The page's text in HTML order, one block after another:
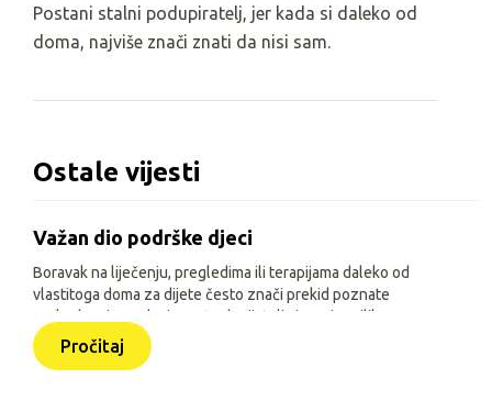
Postani stalni podupiratelj, jer kada si daleko od
doma, najviše znači znati da nisi sam.
Ostale vijesti
Važan dio podrške djeci
Boravak na liječenju, pregledima ili terapijama daleko od
vlastitoga doma za dijete često znači prekid poznate
svakodnevice, odvojenost od prijatelja i manje prilika za
igru, učenje i druženje. Zato je, uz siguran smještaj i
osnovne životne uvjete, važno djeci omogućiti sadržaje
Pročitaj